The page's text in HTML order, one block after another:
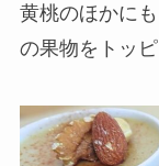
黄桃のほかに
の果物をトッ